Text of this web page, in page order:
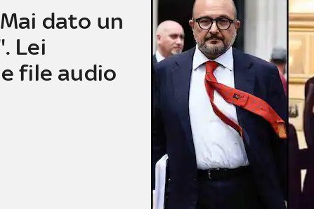
dato un
Lei
file audio